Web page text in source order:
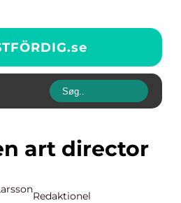
se
art director
Redaktionel